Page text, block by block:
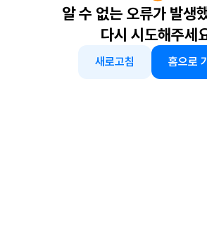
알 수 없는 오류가 발생
다시 시도해주세
새로고침 홈으로